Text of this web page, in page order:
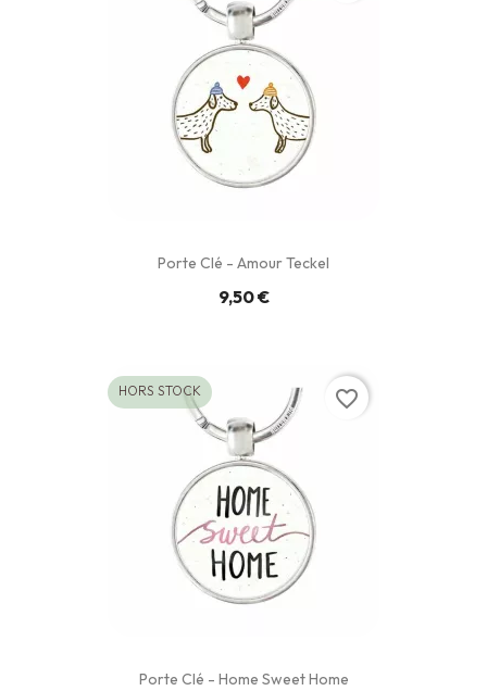
Porte Clé - Amour Teckel
9,50 €
Porte Clé - Home Sweet Home
HORS STOCK favorite_border